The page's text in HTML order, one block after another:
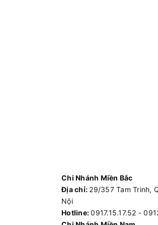
Chi Nhánh Miền Bắc
Địa chỉ: 29/357 Tam Trinh,
Nội
Hotline:0917.15.17.52 -